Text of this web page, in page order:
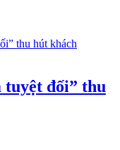
tuyệt đối” thu